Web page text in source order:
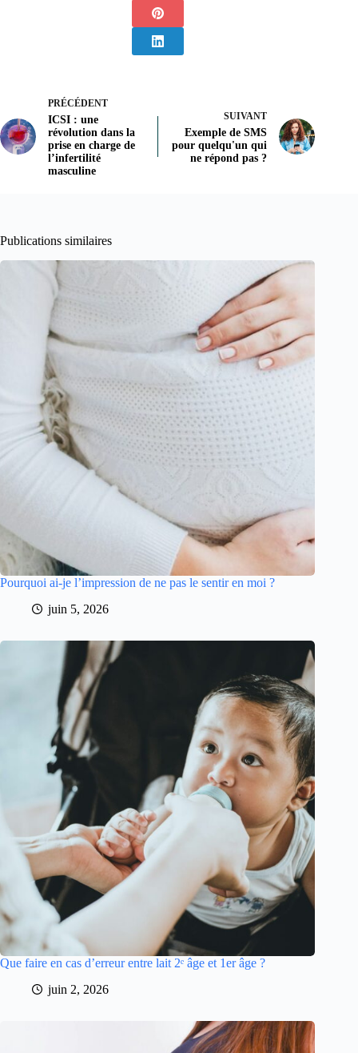
PRÉCÉDENT
ICSI : une
révolution dans la
prise en charge de
l’infertilité
masculine
SUIVANT
Exemple de SMS
pour quelqu'un qui
ne répond pas ?
Publications similaires
Pourquoi ai-je l’impression de ne pas le sentir en moi ?
juin 5, 2026
Que faire en cas d’erreur entre lait 2ᵉ âge et 1er âge ?
juin 2, 2026